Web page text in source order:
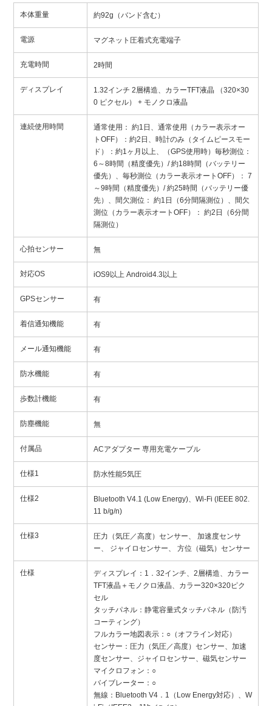
本体重量 約92g（バンド含む）
電源 マグネット圧着式充電端子
充電時間 2時間
ディスプレイ
1.32インチ 2層構造、カラーTFT液晶 （320×30
0 ピクセル） + モノクロ液晶
連続使用時間
通常使用： 約1日、通常使用（カラー表示オー
トOFF）：約2日、時計のみ（タイムピースモー
ド）：約1ヶ月以上、（GPS使用時）毎秒測位：
6～8時間（精度優先）/ 約18時間（バッテリー
優先）、毎秒測位（カラー表示オートOFF）： 7
～9時間（精度優先）/ 約25時間（バッテリー優
先）、間欠測位： 約1日（6分間隔測位）、間欠
測位（カラー表示オートOFF）： 約2日（6分間
隔測位）
心拍センサー 無
対応OS iOS9以上 Android4.3以上
GPSセンサー 有
着信通知機能 有
メール通知機能 有
防水機能 有
歩数計機能 有
防塵機能 無
付属品 ACアダプター 専用充電ケーブル
仕様1 防水性能5気圧
仕様2
Bluetooth V4.1 (Low Energy)、Wi-Fi (IEEE 802.
11 b/g/n)
仕様3
圧力（気圧／高度）センサー、 加速度センサ
ー、 ジャイロセンサー、 方位（磁気）センサー
仕様
ディスプレイ：1．32インチ、2層構造、カラー
TFT液晶＋モノクロ液晶、カラー320×320ピク
セル
タッチパネル：静電容量式タッチパネル（防汚
コーティング）
フルカラー地図表示：○（オフライン対応）
センサー：圧力（気圧／高度）センサー、加速
度センサー、ジャイロセンサー、磁気センサー
マイクロフォン：○
バイブレーター：○
無線：Bluetooth V4．1（Low Energy対応）、W